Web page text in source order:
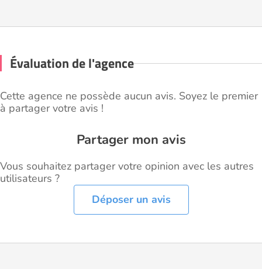
Évaluation de l'agence
Cette agence ne possède aucun avis. Soyez le premier
à partager votre avis !
Partager mon avis
Vous souhaitez partager votre opinion avec les autres
utilisateurs ?
Déposer un avis